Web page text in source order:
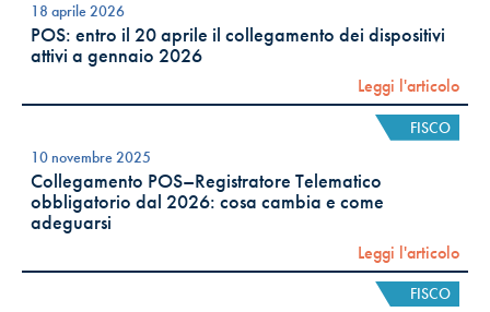
18 aprile 2026
POS: entro il 20 aprile il collegamento dei dispositivi
attivi a gennaio 2026
Leggi l'articolo
FISCO
10 novembre 2025
Collegamento POS–Registratore Telematico
obbligatorio dal 2026: cosa cambia e come
adeguarsi
Leggi l'articolo
FISCO